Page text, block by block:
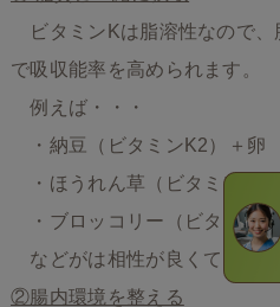
ビタミンKは脂溶性なので、
で吸収能率を高められます。
例えば・・・
・納豆（ビタミンK2）＋卵
・ほうれん草（ビタミンK1
・ブロッコリー（ビタミン
などがは相性が良くておす
②腸内環境を整える